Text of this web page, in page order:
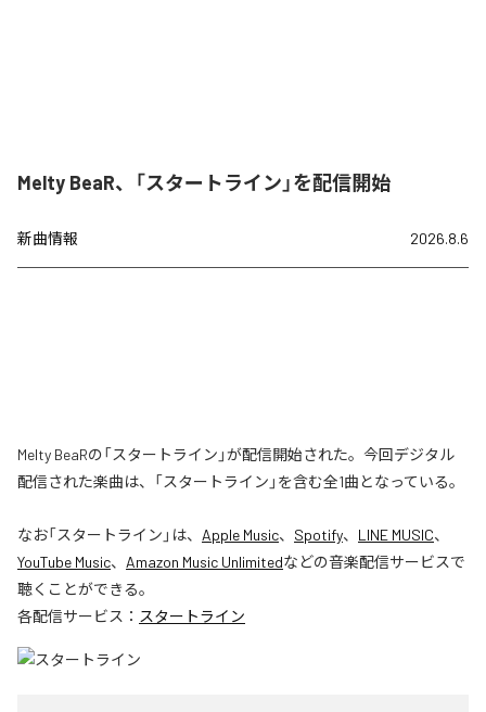
Melty BeaR、「スタートライン」を配信開始
新曲情報 2026.8.6
Melty BeaRの「スタートライン」が配信開始された。今回デジタル
配信された楽曲は、「スタートライン」を含む全1曲となっている。
なお「スタートライン 」は、 Apple Music、 Spotify、 LINE MUSIC、
YouTube Music、 Amazon Music Unlimitedなどの音楽配信サービスで
聴くことができる。
各配信サービス： スタートライン